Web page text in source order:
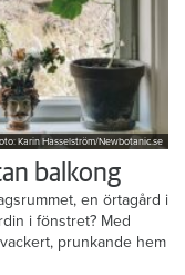
Karin Hasselström/Newbotanic.se
balkong
en örtagård i
i fönstret? Med
prunkande hem